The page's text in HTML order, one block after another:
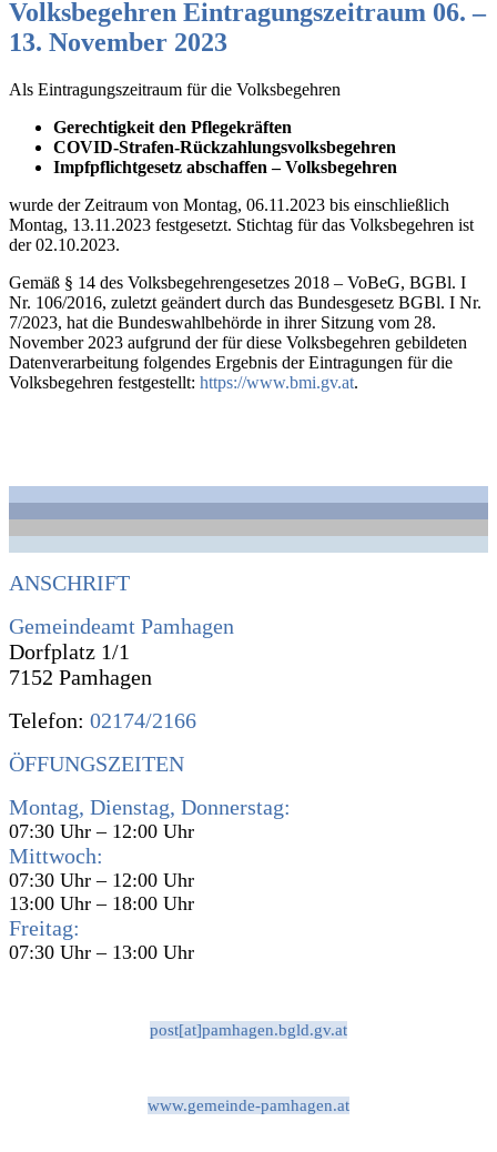
Volksbegehren Eintragungszeitraum 06. –
13. November 2023
Als Eintragungszeitraum für die Volksbegehren
Gerechtigkeit den Pflegekräften
COVID-Strafen-Rückzahlungsvolksbegehren
Impfpflichtgesetz abschaffen – Volksbegehren
wurde der Zeitraum von Montag, 06.11.2023 bis einschließlich
Montag, 13.11.2023 festgesetzt. Stichtag für das Volksbegehren ist
der 02.10.2023.
Gemäß § 14 des Volksbegehrengesetzes 2018 – VoBeG, BGBl. I
Nr. 106/2016, zuletzt geändert durch das Bundesgesetz BGBl. I Nr.
7/2023, hat die Bundeswahlbehörde in ihrer Sitzung vom 28.
November 2023 aufgrund der für diese Volksbegehren gebildeten
Datenverarbeitung folgendes Ergebnis der Eintragungen für die
Volksbegehren festgestellt: https://www.bmi.gv.at.
ANSCHRIFT
Gemeindeamt Pamhagen
Dorfplatz 1/1
7152 Pamhagen
Telefon: 02174/2166
ÖFFUNGSZEITEN
Montag, Dienstag, Donnerstag:
07:30 Uhr – 12:00 Uhr
Mittwoch:
07:30 Uhr – 12:00 Uhr
13:00 Uhr – 18:00 Uhr
Freitag:
07:30 Uhr – 13:00 Uhr
post[at]pamhagen.bgld.gv.at
www.gemeinde-pamhagen.at